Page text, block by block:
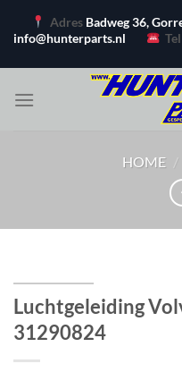
naar
Adres Badweg 36,
info@hunterparts.nl
HOME /
Luchtgeleiding
31290824